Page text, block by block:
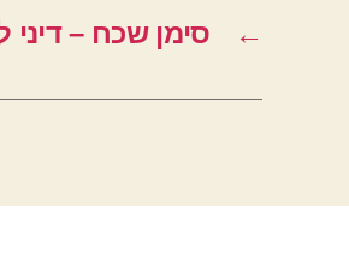
← סימן שכח –